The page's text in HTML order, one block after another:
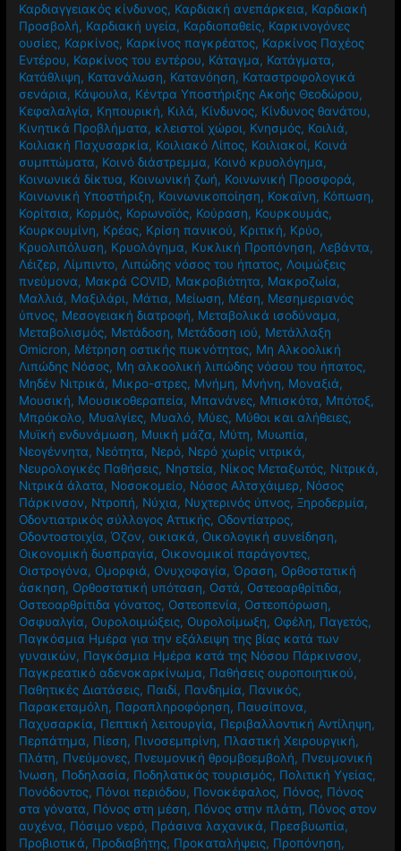
Καρδιαγγειακός κίνδυνος, Καρδιακή ανεπάρκεια, Καρδιακή
Προσβολή, Καρδιακή υγεία, Καρδιοπαθείς, Καρκινογόνες
ουσίες, Καρκίνος, Καρκίνος παγκρέατος, Καρκίνος Παχέος
Εντέρου, Καρκίνος του εντέρου, Κάταγμα, Κατάγματα,
Κατάθλιψη, Κατανάλωση, Κατανόηση, Καταστροφολογικά
σενάρια, Κάψουλα, Κέντρα Υποστήριξης Ακοής Θεοδώρου,
Κεφαλαλγία, Κηπουρική, Κιλά, Κίνδυνος, Κίνδυνος θανάτου,
Κινητικά Προβλήματα, κλειστοί χώροι, Κνησμός, Κοιλιά,
Κοιλιακή Παχυσαρκία, Κοιλιακό Λίπος, Κοιλιακοί, Κοινά
συμπτώματα, Κοινό διάστρεμμα, Κοινό κρυολόγημα,
Κοινωνικά δίκτυα, Κοινωνική ζωή, Κοινωνική Προσφορά,
Κοινωνική Υποστήριξη, Κοινωνικοποίηση, Κοκαϊνη, Κόπωση,
Κορίτσια, Κορμός, Κορωνοϊός, Κούραση, Κουρκουμάς,
Κουρκουμίνη, Κρέας, Κρίση πανικού, Κριτική, Κρύο,
Κρυολιπόλυση, Κρυολόγημα, Κυκλική Προπόνηση, Λεβάντα,
Λέιζερ, Λίμπιντο, Λιπώδης νόσος του ήπατος, Λοιμώξεις
πνεύμονα, Μακρά COVID, Μακροβιότητα, Μακροζωία,
Μαλλιά, Μαξιλάρι, Μάτια, Μείωση, Μέση, Μεσημεριανός
ύπνος, Μεσογειακή διατροφή, Μεταβολικά ισοδύναμα,
Μεταβολισμός, Μετάδοση, Μετάδοση ιού, Μετάλλαξη
Omicron, Μέτρηση οστικής πυκνότητας, Μη Αλκοολική
Λιπώδης Νόσος, Μη αλκοολική λιπώδης νόσου του ήπατος,
Μηδέν Νιτρικά, Μικρο-στρες, Μνήμη, Μνήνη, Μοναξιά,
Μουσική, Μουσικοθεραπεία, Μπανάνες, Μπισκότα, Μπότοξ,
Μπρόκολο, Μυαλγίες, Μυαλό, Μύες, Μύθοι και αλήθειες,
Μυϊκή ενδυνάμωση, Μυική μάζα, Μύτη, Μυωπία,
Νεογέννητα, Νεότητα, Νερό, Νερό χωρίς νιτρικά,
Νευρολογικές Παθήσεις, Νηστεία, Νίκος Μεταξωτός, Νιτρικά,
Νιτρικά άλατα, Νοσοκομείο, Νόσος Αλτσχάιμερ, Νόσος
Πάρκινσον, Ντροπή, Νύχια, Νυχτερινός ύπνος,Ξηροδερμία,
Οδοντιατρικός σύλλογος Αττικής, Οδοντίατρος,
Οδοντοστοιχία,Όζον,οικιακά, Οικολογική συνείδηση,
Οικονομική δυσπραγία, Οικονομικοί παράγοντες,
Οιστρογόνα, Ομορφιά, Ονυχοφαγία,Όραση, Ορθοστατική
άσκηση, Ορθοστατική υπόταση, Οστά, Οστεοαρθρίτιδα,
Οστεοαρθρίτιδα γόνατος, Οστεοπενία, Οστεοπόρωση,
Οσφυαλγία, Ουρολοιμώξεις, Ουρολοίμωξη, Οφέλη, Παγετός,
Παγκόσμια Ημέρα για την εξάλειψη της βίας κατά των
γυναικών, Παγκόσμια Ημέρα κατά της Νόσου Πάρκινσον,
Παγκρεατικό αδενοκαρκίνωμα, Παθήσεις ουροποιητικού,
Παθητικές Διατάσεις, Παιδί, Πανδημία, Πανικός,
Παρακεταμόλη, Παραπληροφόρηση, Παυσίπονα,
Παχυσαρκία, Πεπτική λειτουργία, Περιβαλλοντική Αντίληψη,
Περπάτημα, Πίεση, Πινοσεμπρίνη, Πλαστική Χειρουργική,
Πλάτη, Πνεύμονες, Πνευμονική θρομβοεμβολή, Πνευμονική
Ίνωση, Ποδηλασία, Ποδηλατικός τουρισμός, Πολιτική Υγείας,
Πονόδοντος, Πόνοι περιόδου, Πονοκέφαλος, Πόνος, Πόνος
στα γόνατα, Πόνος στη μέση, Πόνος στην πλάτη, Πόνος στον
αυχένα, Πόσιμο νερό, Πράσινα λαχανικά, Πρεσβυωπία,
Προβιοτικά, Προδιαβήτης, Προκαταλήψεις, Προπόνηση,